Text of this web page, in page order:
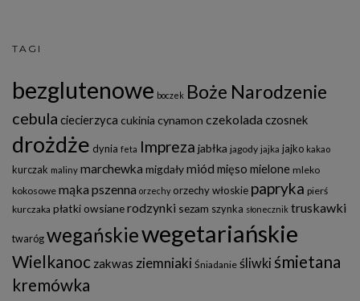
TAGI
bezglutenowe boczek Boże Narodzenie
cebula ciecierzyca cukinia cynamon czekolada czosnek
drożdże dynia feta Impreza jabłka jagody jajka jajko kakao
kurczak maliny marchewka migdałymiód mięso mielone mleko
kokosowe mąka pszenna orzechy orzechy włoskie papryka pierś
kurczaka płatki owsianerodzynki sezam szynka słonecznik truskawki
twarógwegańskiewegetariańskie
Wielkanoc zakwas ziemniaki Śniadanie śliwki śmietana
kremówka